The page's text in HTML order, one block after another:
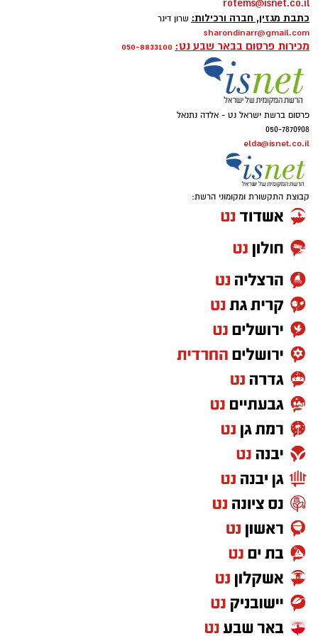
rotems@isnet.co.il
כתבת מגזין, חברה ורכילות: שרון דינר
sharondinarr@gmail.com
מכירות פרסום בבאר שבע נט: 050-8833100
פרסום ברשת ישראל נט - אלדה נתנאל
050-7870908
elda@isnet.co.il
קבוצת התקשורת ומקומוני הרשת: